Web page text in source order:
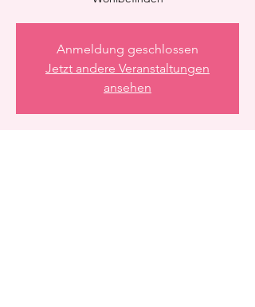
Anmeldung geschlossen
Jetzt andere Veranstaltungen
ansehen